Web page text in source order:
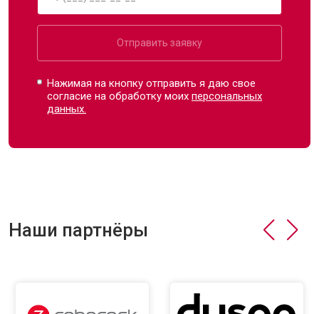
Отправить заявку
Нажимая на кнопку отправить я даю свое
согласие на обработку моихперсональных
данных.
Наши партнёры